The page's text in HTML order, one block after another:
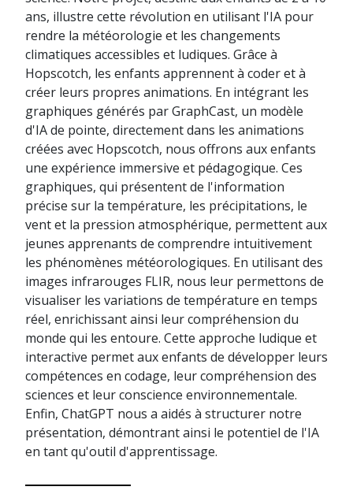
ans, illustre cette révolution en utilisant l'IA pour
rendre la météorologie et les changements
climatiques accessibles et ludiques. Grâce à
Hopscotch, les enfants apprennent à coder et à
créer leurs propres animations. En intégrant les
graphiques générés par GraphCast, un modèle
d'IA de pointe, directement dans les animations
créées avec Hopscotch, nous offrons aux enfants
une expérience immersive et pédagogique. Ces
graphiques, qui présentent de l'information
précise sur la température, les précipitations, le
vent et la pression atmosphérique, permettent aux
jeunes apprenants de comprendre intuitivement
les phénomènes météorologiques. En utilisant des
images infrarouges FLIR, nous leur permettons de
visualiser les variations de température en temps
réel, enrichissant ainsi leur compréhension du
monde qui les entoure. Cette approche ludique et
interactive permet aux enfants de développer leurs
compétences en codage, leur compréhension des
sciences et leur conscience environnementale.
Enfin, ChatGPT nous a aidés à structurer notre
présentation, démontrant ainsi le potentiel de l'IA
en tant qu'outil d'apprentissage.